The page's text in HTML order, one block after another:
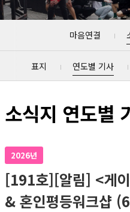
마음연결
표지 연도별 기사
소식지 연도별
2026년
[191호][알림] <게
& 혼인평등워크샵